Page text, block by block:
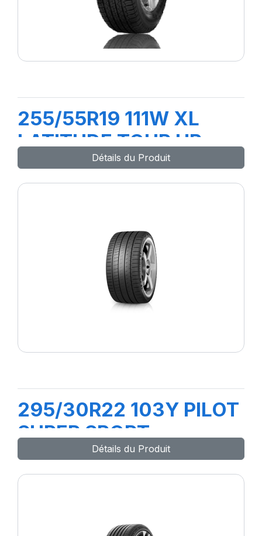
255/55R19 111W XL
LATITUDE TOUR HP
Détails du Produit
295/30R22 103Y PILOT
SUPER SPORT
Détails du Produit